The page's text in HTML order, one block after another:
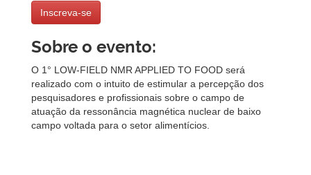
Inscreva-se
Sobre o evento:
O 1° LOW-FIELD NMR APPLIED TO FOOD será
realizado com o intuito de estimular a percepção dos
pesquisadores e profissionais sobre o campo de
atuação da ressonância magnética nuclear de baixo
campo voltada para o setor alimentícios.